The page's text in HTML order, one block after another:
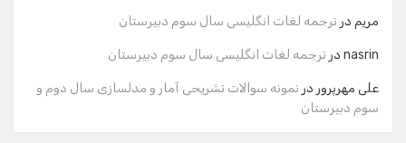
مریم در ترجمه لغات انگلیسی سال سوم دبیرستان
nasrin در ترجمه لغات انگلیسی سال سوم دبیرستان
علی مهرپرور در نمونه سوالات تشریحی آمار و مدلسازی سال دوم و
سوم دبیرستان
ایمیل